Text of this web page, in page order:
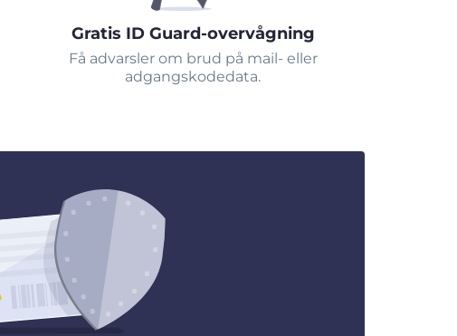
Gratis ID Guard-overvågning
Få advarsler om brud på mail- eller
adgangskodedata.